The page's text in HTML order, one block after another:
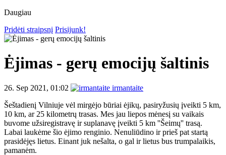
Daugiau
Pridėti straipsnį Prisijunk!
Ėjimas - gerų emocijų šaltinis
26. Sep 2021, 01:02
irmantaite
Šeštadienį Vilniuje vėl mirgėjo būriai ėjikų, pasiryžusių įveikti 5 km,
10 km, ar 25 kilometrų trasas. Mes jau liepos mėnesį su vaikais
buvome užsiregistravę ir suplanavę įveikti 5 km ''Šeimų'' trasą.
Labai laukėme šio ėjimo renginio. Nenuliūdino ir prieš pat startą
prasidėjęs lietus. Einant juk nešalta, o gal ir lietus bus trumpalaikis,
pamanėm.